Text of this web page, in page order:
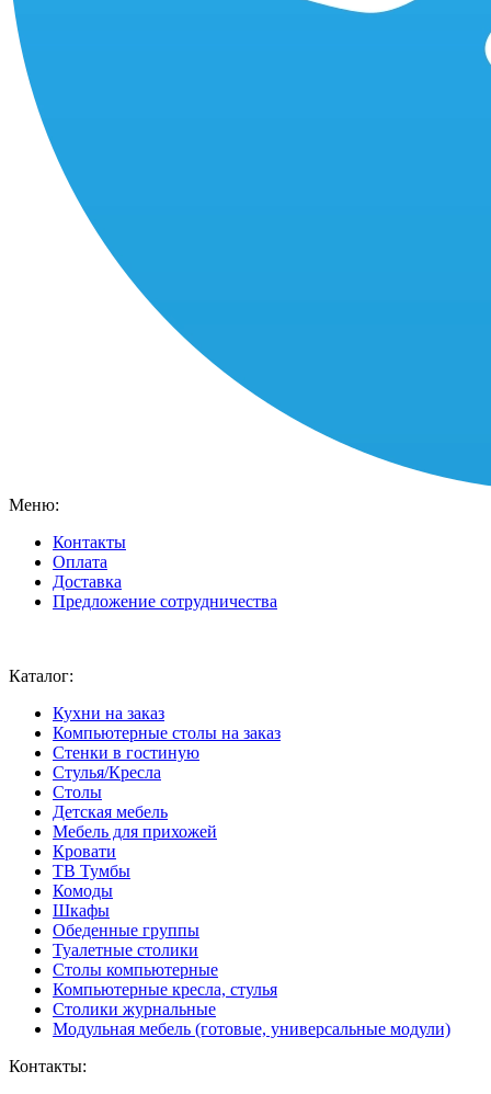
Меню:
Контакты
Оплата
Доставка
Предложение сотрудничества
Каталог:
Кухни на заказ
Компьютерные столы на заказ
Стенки в гостиную
Стулья/Кресла
Столы
Детская мебель
Мебель для прихожей
Кровати
ТВ Тумбы
Комоды
Шкафы
Обеденные группы
Туалетные столики
Столы компьютерные
Компьютерные кресла, стулья
Столики журнальные
Модульная мебель (готовые, универсальные модули)
Контакты: